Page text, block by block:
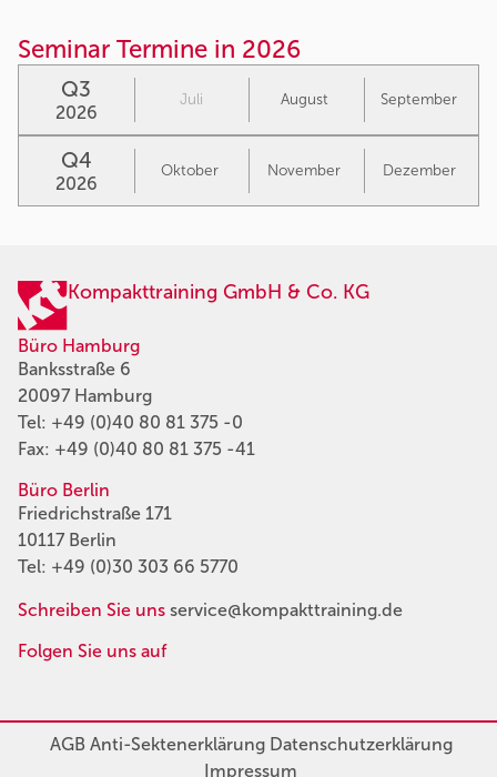
Seminar Termine in 2026
Q3
2026
Juli August September
Q4
2026
Oktober November Dezember
Kompakttraining GmbH & Co. KG
Büro Hamburg
Banksstraße 6
20097 Hamburg
Tel: +49 (0)40 80 81 375 -0
Fax: +49 (0)40 80 81 375 -41
Büro Berlin
Friedrichstraße 171
10117 Berlin
Tel: +49 (0)30 303 66 5770
Schreiben Sie uns service@kompakttraining.de
Folgen Sie uns auf
AGBAnti-SektenerklärungDatenschutzerklärung
Impressum